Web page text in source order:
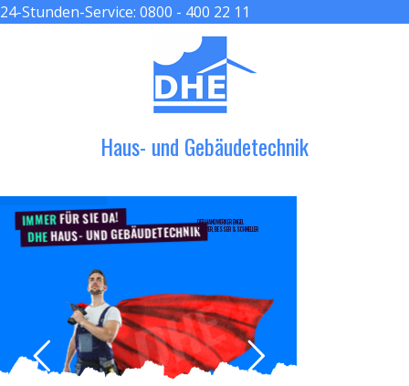
24-Stunden-Service: 0800 - 400 22 11
Haus- und Gebäudetechnik
IMMERFÜR SIE DA!
DHEHAUS- UND GEBÄUDETECHNIK
DER HANDWERKER ENGEL
GRÖßER, BESSER & SCHNELLER